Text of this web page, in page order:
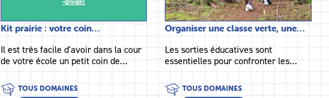
Kit prairie : votre coin…
Il est très facile d'avoir dans la cour
de votre école un petit coin de…
TOUS DOMAINES
Organiser une classe verte, une…
Les sorties éducatives sont
essentielles pour confronter les…
TOUS DOMAINES